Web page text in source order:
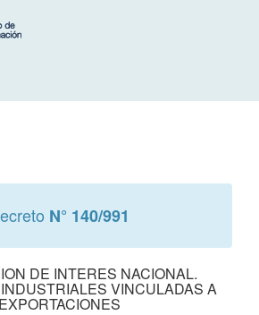
N° 140/991
DE INTERES NACIONAL.
VINCULADAS A
EXPORTACIONES